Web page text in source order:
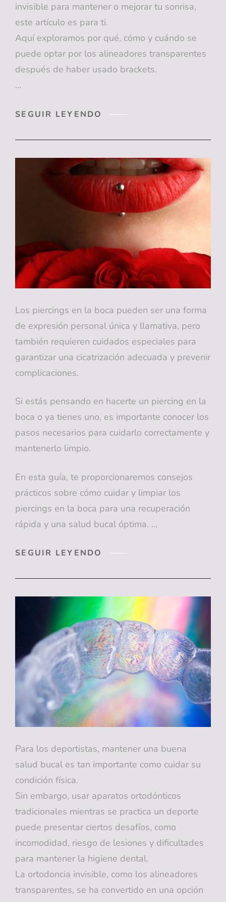
invisible para mantener o mejorar tu sonrisa,
este artículo es para ti.
Aquí exploramos por qué, cómo y cuándo se
puede optar por los alineadores transparentes
después de haber usado brackets.
…
SEGUIR LEYENDO
ORTODONCIA
LOS
BRACKETTS
Los piercings en la boca pueden ser una forma
de expresión personal única y llamativa, pero
también requieren cuidados especiales para
garantizar una cicatrización adecuada y prevenir
complicaciones.
Si estás pensando en hacerte un piercing en la
boca o ya tienes uno, es importante conocer los
pasos necesarios para cuidarlo correctamente y
mantenerlo limpio.
En esta guía, te proporcionaremos consejos
prácticos sobre cómo cuidar y limpiar los
piercings en la boca para una recuperación
rápida y una salud bucal óptima. …
SEGUIR LEYENDO
GUIA
CUIDADO
Y
LIMPIEZA
DE
LOS
PIERCINGS
EN
BOCA
Para los deportistas, mantener una buena
salud bucal es tan importante como cuidar su
condición física.
Sin embargo, usar aparatos ortodónticos
tradicionales mientras se practica un deporte
puede presentar ciertos desafíos, como
incomodidad, riesgo de lesiones y dificultades
para mantener la higiene dental.
La ortodoncia invisible, como los alineadores
transparentes, se ha convertido en una opción